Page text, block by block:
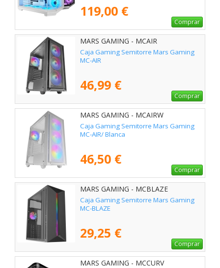
119,00 €
Comprar
MARS GAMING - MCAIR
Caja Gaming Semitorre Mars Gaming
MC-AIR
46,99 €
Comprar
MARS GAMING - MCAIRW
Caja Gaming Semitorre Mars Gaming
MC-AIR/ Blanca
46,50 €
Comprar
MARS GAMING - MCBLAZE
Caja Gaming Semitorre Mars Gaming
MC-BLAZE
29,25 €
Comprar
MARS GAMING - MCCURV